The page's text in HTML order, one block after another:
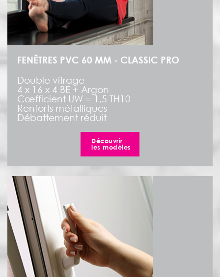
FENÊTRES PVC 60 MM - CLASSIC PRO
Double vitrage
4 x 16 x 4 BE + Argon
Cœfficient UW = 1,5 TH10
Renforts métalliques
Débattement réduit
Découvrir
les modèles